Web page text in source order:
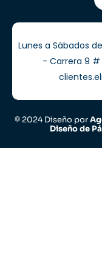
Lunes a Sábados
- Carrera 9 #
© 2024 Diseño por
Diseño de